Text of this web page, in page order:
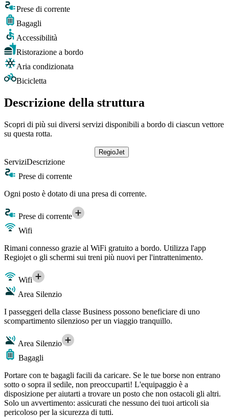
Prese di corrente
Bagagli
Accessibilità
Ristorazione a bordo
Aria condizionata
Bicicletta
Descrizione della struttura
Scopri di più sui diversi servizi disponibili a bordo di ciascun vettore
su questa rotta.
RegioJet
ServiziDescrizione
Prese di corrente
Ogni posto è dotato di una presa di corrente.
Prese di corrente
Wifi
Rimani connesso grazie al WiFi gratuito a bordo. Utilizza l'app
Regiojet o gli schermi sui treni più nuovi per l'intrattenimento.
Wifi
Area Silenzio
I passeggeri della classe Business possono beneficiare di uno
scompartimento silenzioso per un viaggio tranquillo.
Area Silenzio
Bagagli
Portare con te bagagli facili da caricare. Se le tue borse non entrano
sotto o sopra il sedile, non preoccuparti! L'equipaggio è a
disposizione per aiutarti a trovare un posto che non ostacoli gli altri.
Solo un avvertimento: assicurati che nessuno dei tuoi articoli sia
pericoloso per la sicurezza di tutti.